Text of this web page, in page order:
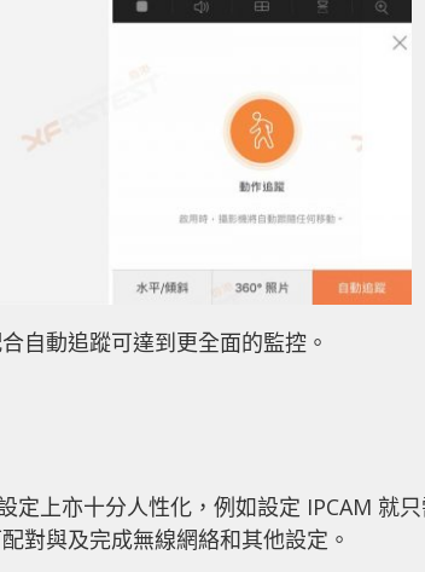
自動追蹤可達到更全面的監控。
定上亦十分人性化，例如設定 IPCAM 就
對與及完成無線網絡和其他設定。